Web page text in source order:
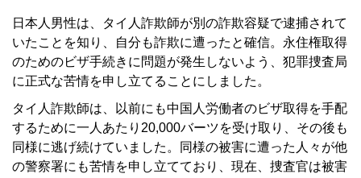
日本人男性は、タイ人詐欺師が別の詐欺容疑で逮捕されて
いたことを知り、自分も詐欺に遭ったと確信。永住権取得
のためのビザ手続きに問題が発生しないよう、犯罪捜査局
に正式な苦情を申し立てることにしました。
タイ人詐欺師は、以前にも中国人労働者のビザ取得を手配
するために一人あたり20,000バーツを受け取り、その後も
同様に逃げ続けていました。同様の被害に遭った人々が他
の警察署にも苦情を申し立てており、現在、捜査官は被害